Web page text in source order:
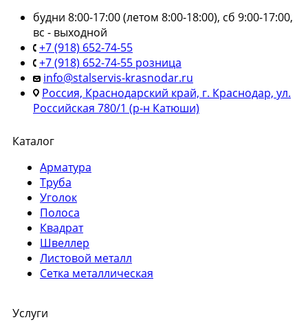
будни 8:00-17:00 (летом 8:00-18:00), сб 9:00-17:00,
вс - выходной
+7 (918) 652-74-55
+7 (918) 652-74-55 розница
info@stalservis-krasnodar.ru
Россия, Краснодарский край, г. Краснодар, ул.
Российская 780/1 (р-н Катюши)
Каталог
Арматура
Труба
Уголок
Полоса
Квадрат
Швеллер
Листовой металл
Сетка металлическая
Услуги